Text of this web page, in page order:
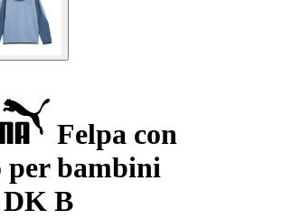
Felpa con
per bambini
B